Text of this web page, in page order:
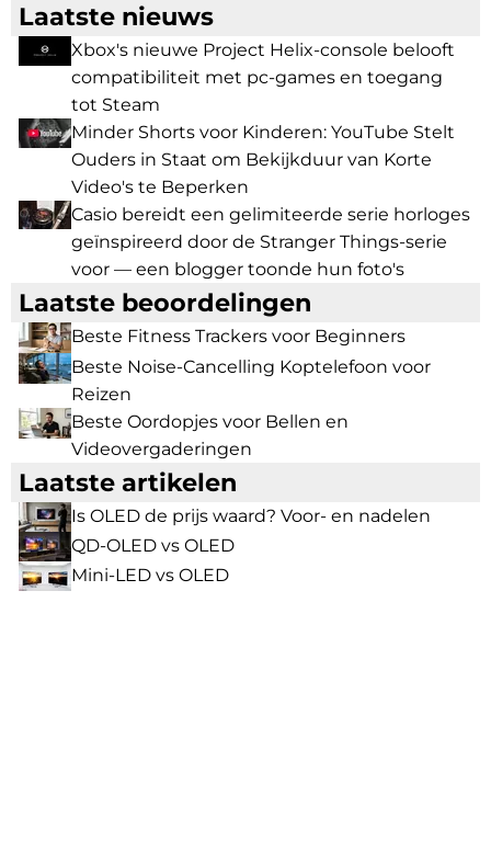
Laatste nieuws
Xbox's nieuwe Project Helix-console belooft
compatibiliteit met pc-games en toegang
tot Steam
Minder Shorts voor Kinderen: YouTube Stelt
Ouders in Staat om Bekijkduur van Korte
Video's te Beperken
Casio bereidt een gelimiteerde serie horloges
geïnspireerd door de Stranger Things-serie
voor — een blogger toonde hun foto's
Laatste beoordelingen
Beste Fitness Trackers voor Beginners
Beste Noise-Cancelling Koptelefoon voor
Reizen
Beste Oordopjes voor Bellen en
Videovergaderingen
Laatste artikelen
Is OLED de prijs waard? Voor- en nadelen
QD-OLED vs OLED
Mini-LED vs OLED